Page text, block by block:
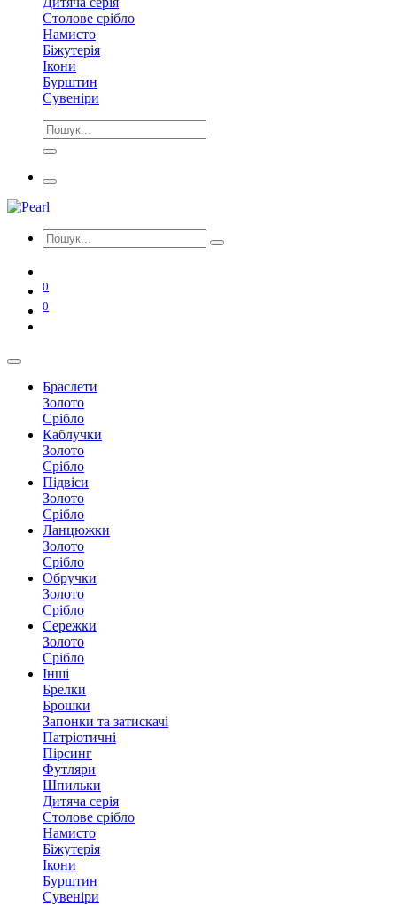
Столове срібло
Намисто
Біжутерія
Ікони
Бурштин
Сувеніри
0
0
Браслети
Золото
Срібло
Каблучки
Золото
Срібло
Підвіси
Золото
Срібло
Ланцюжки
Золото
Срібло
Обручки
Золото
Срібло
Сережки
Золото
Срібло
Інші
Брелки
Брошки
Запонки та затискачі
Патріотичні
Пірсинг
Футляри
Шпильки
Дитяча серія
Столове срібло
Намисто
Біжутерія
Ікони
Бурштин
Сувеніри